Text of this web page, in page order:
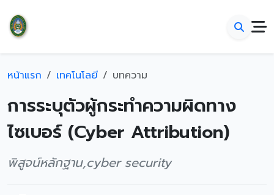
หน้าแรก เทคโนโลยี บทความ
การระบุตัวผู้กระทำความผิดทาง
ไซเบอร์ (Cyber Attribution)
พิสูจน์หลักฐาน,cyber security